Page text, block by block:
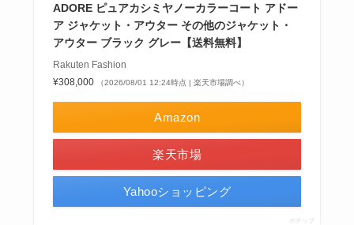
ADORE ピュアカシミヤノーカラーコート アドー
ア ジャケット・アウター その他のジャケット・
アウター ブラック グレー【送料無料】
Rakuten Fashion
¥308,000
（2026/08/01 12:24時点 | 楽天市場調べ）
Amazon
楽天市場
Yahooショッピング
ポチップ